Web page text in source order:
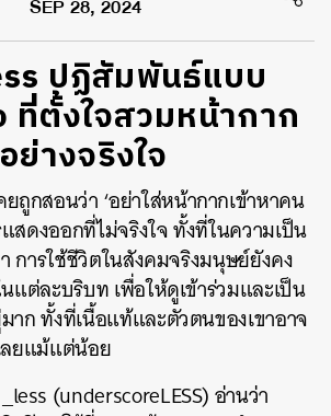
SEP 28, 2024
ปฏิสัมพันธ์แบบ
ที่ตั้งใจสวมหน้ากาก
ย่างจริงใจ
ถูกสอนว่า ‘อย่าใส่หน้ากากเข้าหาคน
แสดงออกที่ไม่จริงใจ ทั้งที่ในความเป็น
การใช้ชีวิตในสังคมจริงมนุษย์ยังคง
แต่ละบริบท เพื่อให้ดูเข้าร่วมและเป็น
ก ทั้งที่เนื้อแท้และตัวตนของเขาอาจ
ยแม้แต่น้อย
(underscoreLESS) อ่านว่า